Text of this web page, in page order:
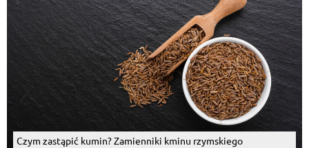
Czym zastąpić kumin? Zamienniki kminu rzymskiego